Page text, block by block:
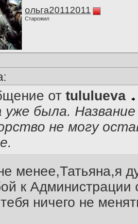
ольга20112011
Старожил
от tululueva
уже была. Название
не могу
менее,Татьяна,я
к
ничего не